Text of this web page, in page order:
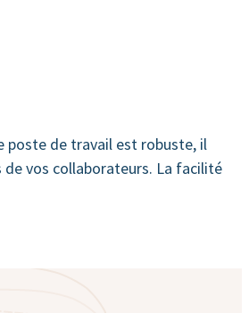
poste de travail est robuste, il
vos collaborateurs. La facilité